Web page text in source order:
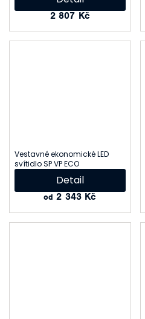
2 807 Kč
Vestavné ekonomické LED
svítidlo SP VP ECO
od 2 343 Kč
Detail